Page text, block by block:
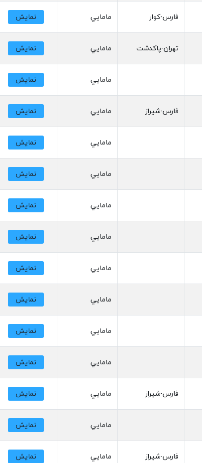
فارس-کوار مامايي نمایش
تهران-پاکدشت مامايي نمایش
مامايي نمایش
فارس-شیراز مامايي نمایش
مامايي نمایش
مامايي نمایش
مامايي نمایش
مامايي نمایش
مامايي نمایش
مامايي نمایش
مامايي نمایش
مامايي نمایش
فارس-شیراز مامايي نمایش
مامايي نمایش
فارس-شیراز مامايي نمایش